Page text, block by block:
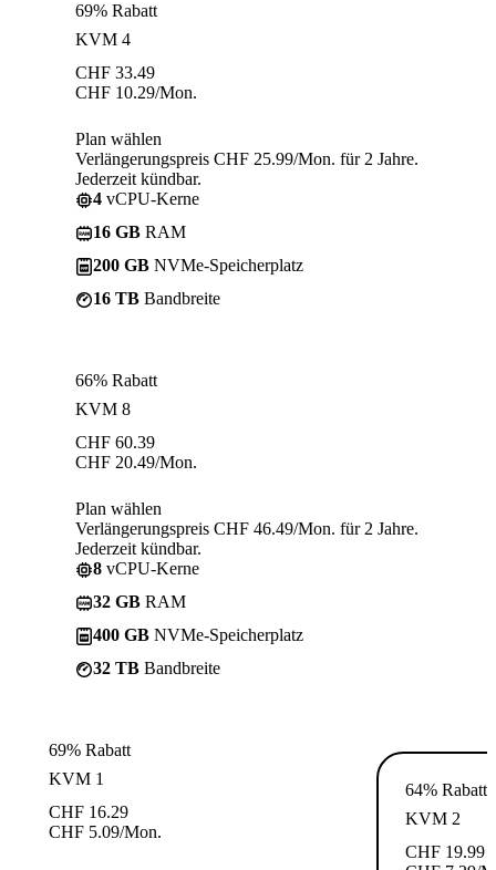
69% Rabatt
KVM 4
CHF 33.49
CHF 10.29/Mon.
Plan wählen
Verlängerungspreis CHF 25.99/Mon. für 2 Jahre.
Jederzeit kündbar.
4 vCPU-Kerne
16 GB RAM
200 GB NVMe-Speicherplatz
16 TB Bandbreite
66% Rabatt
KVM 8
CHF 60.39
CHF 20.49/Mon.
Plan wählen
Verlängerungspreis CHF 46.49/Mon. für 2 Jahre.
Jederzeit kündbar.
8 vCPU-Kerne
32 GB RAM
400 GB NVMe-Speicherplatz
32 TB Bandbreite
69% Rabatt
KVM 1
CHF 16.29
CHF 5.09/Mon.
64% Rabatt
KVM 2
CHF 19.99